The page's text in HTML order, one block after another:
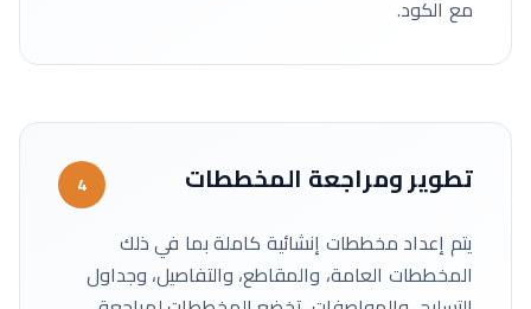
مع الكود.
تطوير ومراجعة المخططات 4
يتم إعداد مخططات إنشائية كاملة بما في ذلك
المخططات العامة، والمقاطع، والتفاصيل، وجداول